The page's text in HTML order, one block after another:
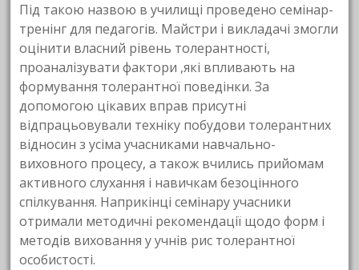
Під такою назвою в училищі проведено семінар-
тренінг для педагогів. Майстри і викладачі змогли
оцінити власний рівень толерантності,
проаналізувати фактори ,які впливають на
формування толерантної поведінки. За
допомогою цікавих вправ присутні
відпрацьовували техніку побудови толерантних
відносин з усіма учасниками навчально-
виховного процесу, а також вчились прийомам
активного слухання і навичкам безоцінного
спілкування. Наприкінці семінару учасники
отримали методичні рекомендації щодо форм і
методів виховання у учнів рис толерантної
особистості.